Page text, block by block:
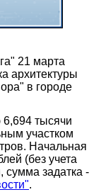
21 марта
архитектуры
в городе
тысячи
участком
Начальная
(без учета
сумма задатка -
.